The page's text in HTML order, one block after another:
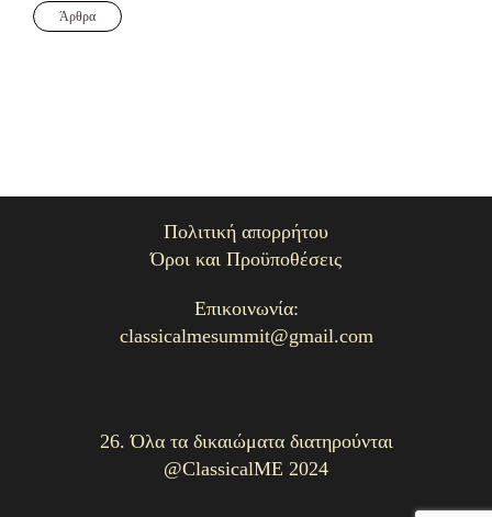
Άρθρα
Πολιτική απορρήτου
Όροι και Προϋποθέσεις
Επικοινωνία:
classicalmesummit@gmail.com
26. Όλα τα δικαιώματα διατηρούνται
@ClassicalME 2024